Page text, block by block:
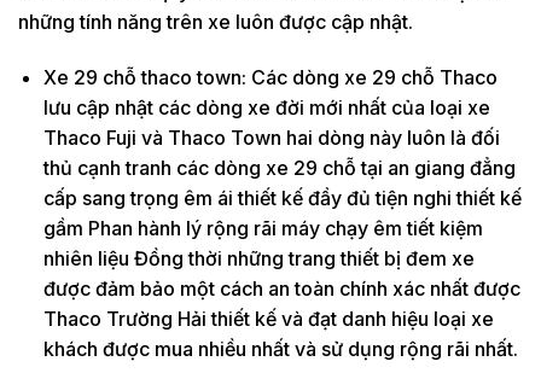
những tính năng trên xe luôn được cập nhật.
Xe 29 chỗ thaco town: Các dòng xe 29 chỗ Thaco
lưu cập nhật các dòng xe đời mới nhất của loại xe
Thaco Fuji và Thaco Town hai dòng này luôn là đối
thủ cạnh tranh các dòng xe 29 chỗ tại an giang đẳng
cấp sang trọng êm ái thiết kế đầy đủ tiện nghi thiết kế
gầm Phan hành lý rộng rãi máy chạy êm tiết kiệm
nhiên liệu Đồng thời những trang thiết bị đem xe
được đảm bảo một cách an toàn chính xác nhất được
Thaco Trường Hải thiết kế và đạt danh hiệu loại xe
khách được mua nhiều nhất và sử dụng rộng rãi nhất.